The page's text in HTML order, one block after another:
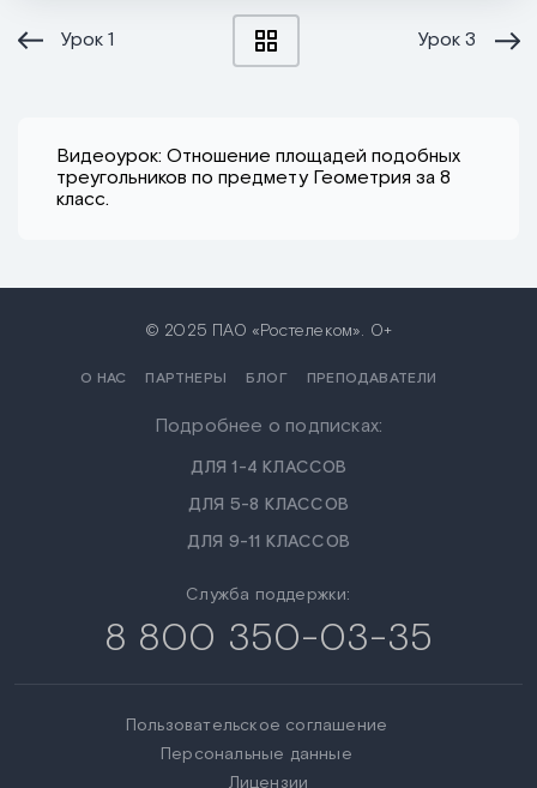
Урок1 Урок3
Видеоурок: Отношение площадей подобных
треугольников по предмету Геометрия за 8
класс.
© 2025 ПАО «Ростелеком». 0+
О НАС ПАРТНЕРЫ БЛОГ ПРЕПОДАВАТЕЛИ
Подробнее о подписках:
ДЛЯ 1-4 КЛАССОВ
ДЛЯ 5-8 КЛАССОВ
ДЛЯ 9-11 КЛАССОВ
Служба поддержки:
8 800 350-03-35
Пользовательское соглашение
Персональные данные